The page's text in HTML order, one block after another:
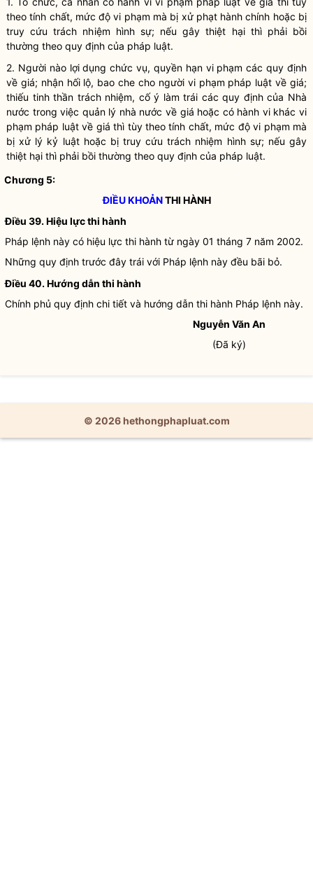
theo tính chất, mức độ vi phạm mà bị xử phạt hành chính hoặc bị
truy cứu trách nhiệm hình sự; nếu gây thiệt hại thì phải bồi
thường theo quy định của pháp luật.
2. Người nào lợi dụng chức vụ, quyền hạn vi phạm các quy định
về giá; nhận hối lộ, bao che cho người vi phạm pháp luật về giá;
thiếu tinh thần trách nhiệm, cố ý làm trái các quy định của Nhà
nước trong việc quản lý nhà nước về giá hoặc có hành vi khác vi
phạm pháp luậtvề giá thì tùy theo tính chất, mức độ vi phạm mà
bị xử lý kỷ luậthoặc bị truy cứu trách nhiệm hình sự; nếu gây
thiệt hại thì phải bồi thường theo quy định của pháp luật.
Chương 5:
ĐIỀU KHOẢNTHI HÀNH
Điều 39. Hiệu lực thi hành
Pháp lệnh này có hiệu lực thi hành từ ngày 01 tháng 7 năm 2002.
Những quy định trước đây trái với Pháp lệnh này đều bãi bỏ.
Điều 40. Hướng dẫn thi hành
Chính phủ quy định chi tiết và hướng dẫn thi hành Pháp lệnh này.
Nguyễn Văn An
(Đã ký)
© 2026 hethongphapluat.com